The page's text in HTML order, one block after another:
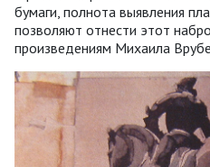
бумаги, полнота выявления
позволяют отнести этот
произведениям Михаила